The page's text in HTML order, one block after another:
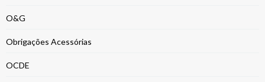
O&G
Obrigações Acessórias
OCDE